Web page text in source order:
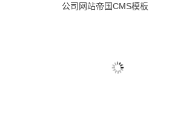
公司网站帝国CMS模板